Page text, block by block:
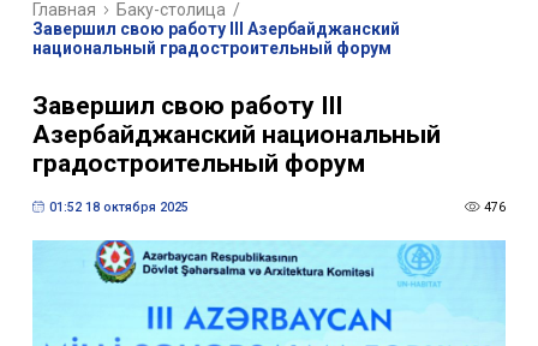
Главная Баку-столица /
Завершил свою работу III Азербайджанский
национальный градостроительный форум
Завершил свою работу III
Азербайджанский национальный
градостроительный форум
01:52 18 октября 2025 476